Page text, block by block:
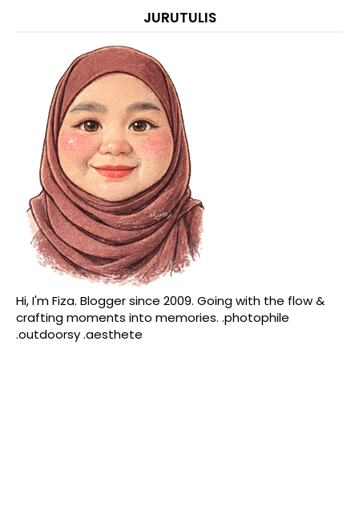
JURUTULIS
Hi, I'm Fiza. Blogger since 2009. Going with the flow &
crafting moments into memories. .photophile
.outdoorsy .aesthete